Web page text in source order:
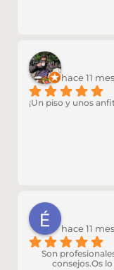
hace 11
¡Un piso y unos
hace 11
Son
consejos.Os